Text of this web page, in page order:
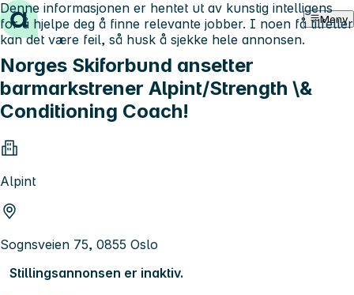
Hopp til innhold Meny
Norges Skiforbund ansetter
barmarkstrener Alpint/Strength \&
Conditioning Coach!
Alpint
Sognsveien 75, 0855 Oslo
Stillingsannonsen er inaktiv.
Denne informasjonen er hentet ut av kunstig intelligens
for å hjelpe deg å finne relevante jobber. I noen få tilfeller
kan det være feil, så husk å sjekke hele annonsen.